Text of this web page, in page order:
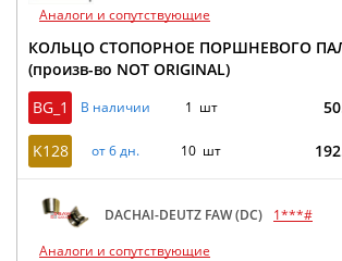
Аналоги и сопутствующие
КОЛЬЦО СТОПОРНОЕ ПОРШНЕВОГО
(произв-во NOT ORIGINAL)
BG_1
В наличии 1 шт
K128 от 6 дн. 10 шт
DACHAI-DEUTZ FAW (DC)
1***#
Аналоги и сопутствующие